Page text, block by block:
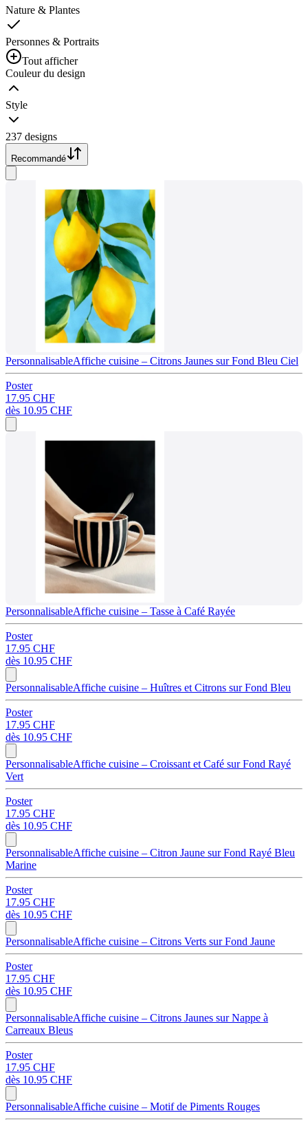
Nature & Plantes
Personnes & Portraits
Tout afficher
Couleur du design
Style
237 designs
Recommandé
PersonnalisableAffiche cuisine – Citrons Jaunes sur Fond Bleu Ciel
Poster
17.95 CHF
dès 10.95 CHF
PersonnalisableAffiche cuisine – Tasse à Café Rayée
Poster
17.95 CHF
dès 10.95 CHF
PersonnalisableAffiche cuisine – Huîtres et Citrons sur Fond Bleu
Poster
17.95 CHF
dès 10.95 CHF
PersonnalisableAffiche cuisine – Croissant et Café sur Fond Rayé
Vert
Poster
17.95 CHF
dès 10.95 CHF
PersonnalisableAffiche cuisine – Citron Jaune sur Fond Rayé Bleu
Marine
Poster
17.95 CHF
dès 10.95 CHF
PersonnalisableAffiche cuisine – Citrons Verts sur Fond Jaune
Poster
17.95 CHF
dès 10.95 CHF
PersonnalisableAffiche cuisine – Citrons Jaunes sur Nappe à
Carreaux Bleus
Poster
17.95 CHF
dès 10.95 CHF
PersonnalisableAffiche cuisine – Motif de Piments Rouges